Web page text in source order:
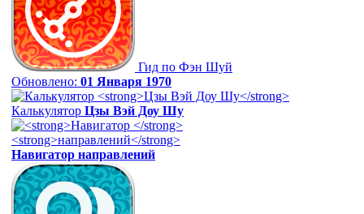
Гид по Фэн Шуй
Обновлено: 01 Января 1970
Калькулятор Цзы Вэй Доу Шу
Навигатор направлений